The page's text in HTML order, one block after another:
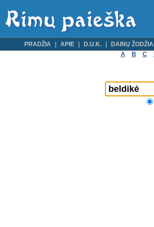
PRADŽIA APIE D.U.K. DAINŲ ŽODŽIAI
A
B C